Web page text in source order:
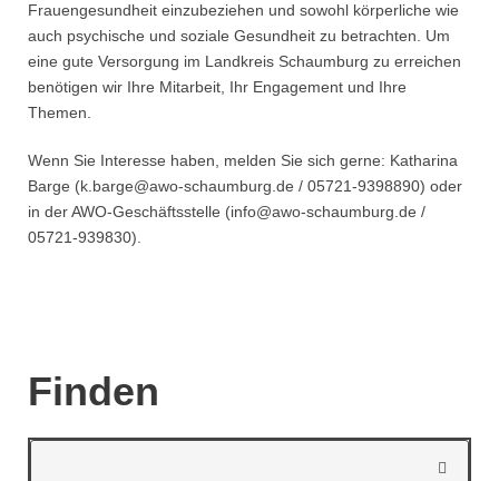
Frauengesundheit einzubeziehen und sowohl körperliche wie
auch psychische und soziale Gesundheit zu betrachten. Um
eine gute Versorgung im Landkreis Schaumburg zu erreichen
benötigen wir Ihre Mitarbeit, Ihr Engagement und Ihre
Themen.
Wenn Sie Interesse haben, melden Sie sich gerne: Katharina
Barge (k.barge@awo-schaumburg.de / 05721-9398890) oder
in der AWO-Geschäftsstelle (info@awo-schaumburg.de /
05721-939830).
Finden